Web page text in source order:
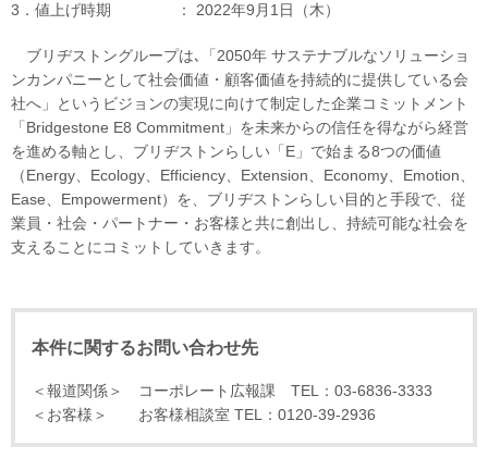
3．値上げ時期 ： 2022年9月1日（木）
ブリヂストングループは､「2050年 サステナブルなソリューショ
ンカンパニーとして社会価値・顧客価値を持続的に提供している会
社へ」というビジョンの実現に向けて制定した企業コミットメント
「Bridgestone E8 Commitment」を未来からの信任を得ながら経営
を進める軸とし、ブリヂストンらしい「E」で始まる8つの価値
（Energy、Ecology、Efficiency、Extension、Economy、Emotion、
Ease、Empowerment）を、ブリヂストンらしい目的と手段で、従
業員・社会・パートナー・お客様と共に創出し、持続可能な社会を
支えることにコミットしていきます。
本件に関するお問い合わせ先
＜報道関係＞ コーポレート広報課 TEL：03-6836-3333
＜お客様＞ お客様相談室 TEL：0120-39-2936